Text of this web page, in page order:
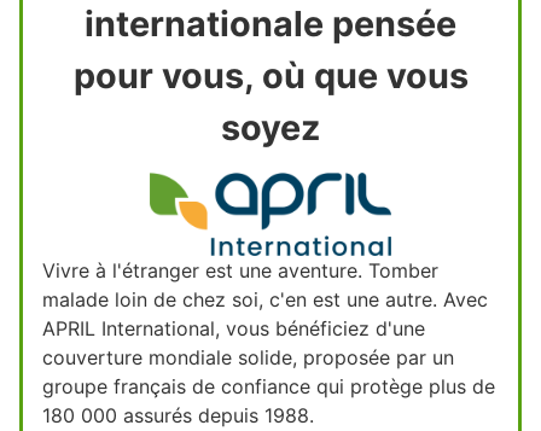
internationale pensée
pour vous, où que vous
soyez
Vivre à l'étranger est une aventure. Tomber
malade loin de chez soi, c'en est une autre. Avec
APRIL International, vous bénéficiez d'une
couverture mondiale solide, proposée par un
groupe français de confiance qui protège plus de
180 000 assurés depuis 1988.